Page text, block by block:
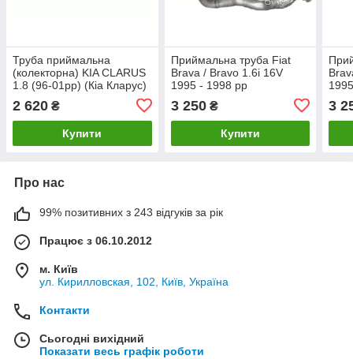
Труба приймальна
(колекторна) KIA CLARUS
1.8 (96-01рр) (Кіа Кларус)
2 620 ₴
Купити
Приймальна труба Fiat
Brava / Bravo 1.6i 16V
1995 - 1998 рр
3 250₴
Купити
3
Про нас
99% позитивних з 243 відгуків за рік
Працює з 06.10.2012
м. Київ
ул. Кирилловская, 102, Київ, Україна
Контакти
Сьогодні вихідний
Показати весь графік роботи